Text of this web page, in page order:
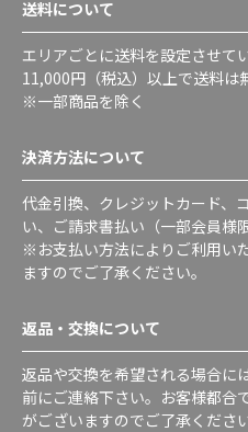
送料について
エリアごとに送料を設定させて
11,000円（税込）以上で送料は
※一部商品を除く
決済方法について
代金引換、クレジットカード、
い、ご請求書払い（一部会員様限
※お支払い方法によりご利用い
ますのでご了承ください。
返品・交換について
返品や交換を希望される場合に
前にご連絡下さい。お客様都合
がございますのでご了承ください